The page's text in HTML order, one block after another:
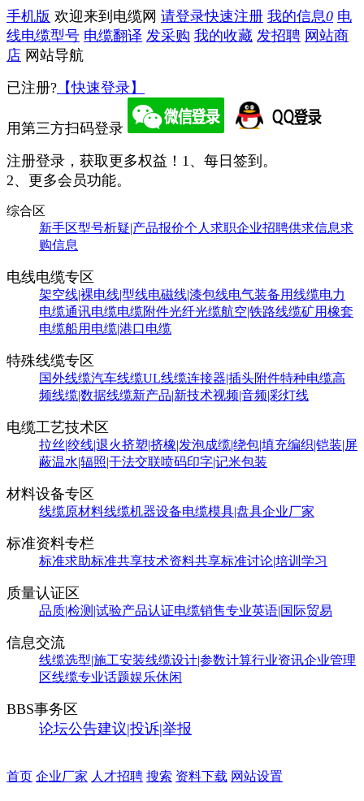
手机版 欢迎来到电缆网 请登录快速注册 我的信息0 电
线电缆型号 电缆翻译 发采购 我的收藏 发招聘 网站商
店 网站导航
已注册? 【快速登录】
用第三方扫码登录
注册登录，获取更多权益！ 1、每日签到。
2、更多会员功能。
综合区
新手区型号析疑|产品报价个人求职企业招聘供求信息求
购信息
电线电缆专区
架空线|裸电线|型线电磁线|漆包线电气装备用线缆电力
电缆通讯电缆电缆附件光纤光缆航空|铁路线缆矿用橡套
电缆船用电缆|港口电缆
特殊线缆专区
国外线缆汽车线缆UL线缆连接器|插头附件特种电缆高
频线缆|数据线缆新产品|新技术视频|音频|彩灯线
电缆工艺技术区
拉丝|绞线|退火挤塑|挤橡|发泡成缆|绕包|填充编织|铠装|屏
蔽温水|辐照|干法交联喷码印字|记米包装
材料设备专区
线缆原材料线缆机器设备电缆模具|盘具企业厂家
标准资料专栏
标准求助标准共享技术资料共享标准讨论|培训学习
质量认证区
品质|检测|试验产品认证电缆销售专业英语|国际贸易
信息交流
线缆选型|施工安装线缆设计|参数计算行业资讯企业管理
区线缆专业话题娱乐休闲
BBS事务区
论坛公告建议|投诉|举报
首页 企业厂家 人才招聘 搜索 资料下载 网站设置